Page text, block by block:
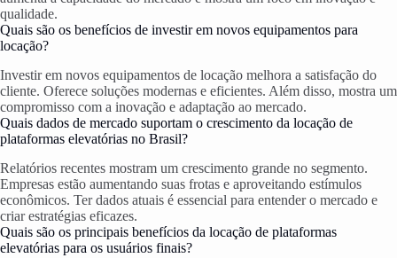
qualidade.
Quais são os benefícios de investir em novos equipamentos para
locação?
Investir em novos equipamentos de locação melhora a satisfação do
cliente. Oferece soluções modernas e eficientes. Além disso, mostra um
compromisso com a inovação e adaptação ao mercado.
Quais dados de mercado suportam o crescimento da locação de
plataformas elevatórias no Brasil?
Relatórios recentes mostram um crescimento grande no segmento.
Empresas estão aumentando suas frotas e aproveitando estímulos
econômicos. Ter dados atuais é essencial para entender o mercado e
criar estratégias eficazes.
Quais são os principais benefícios da locação de plataformas
elevatórias para os usuários finais?